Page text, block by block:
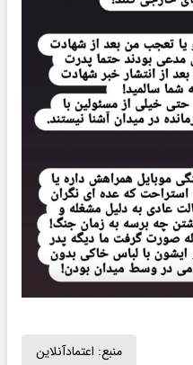
منبع: اعتمادآنلاین